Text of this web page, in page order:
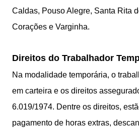
Caldas, Pouso Alegre, Santa Rita
Corações e Varginha.
Direitos do Trabalhador
Na modalidade temporária, o
em carteira e os direitos
6.019/1974. Dentre os direitos,
pagamento de horas extras,